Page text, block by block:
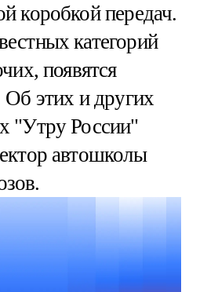
коробкой передач.
категорий
появятся
Об этих и других
"Утру России"
автошколы